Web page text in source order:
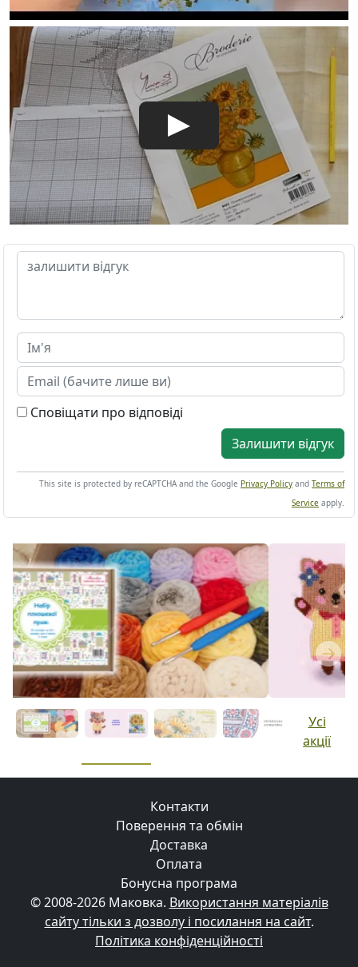
Сповіщати про відповіді
Залишити відгук
This site is protected by reCAPTCHA and the Google Privacy Policy and Terms of
Service apply.
Previous Next
Усі
акції
Контакти
Поверення та обмін
Доставка
Оплата
Бонусна програма
© 2008-2026 Маковка. Використання матеріалів
сайту тільки з дозволу і посилання на сайт.
Політика конфіденційності